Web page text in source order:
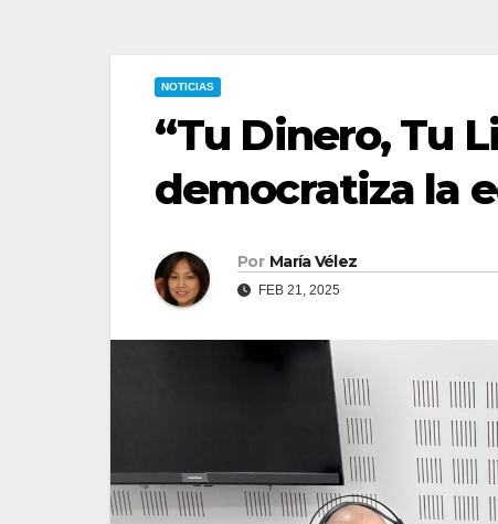
NOTICIAS
“Tu Dinero, Tu
democratiza la
Por María Vélez
FEB 21, 2025